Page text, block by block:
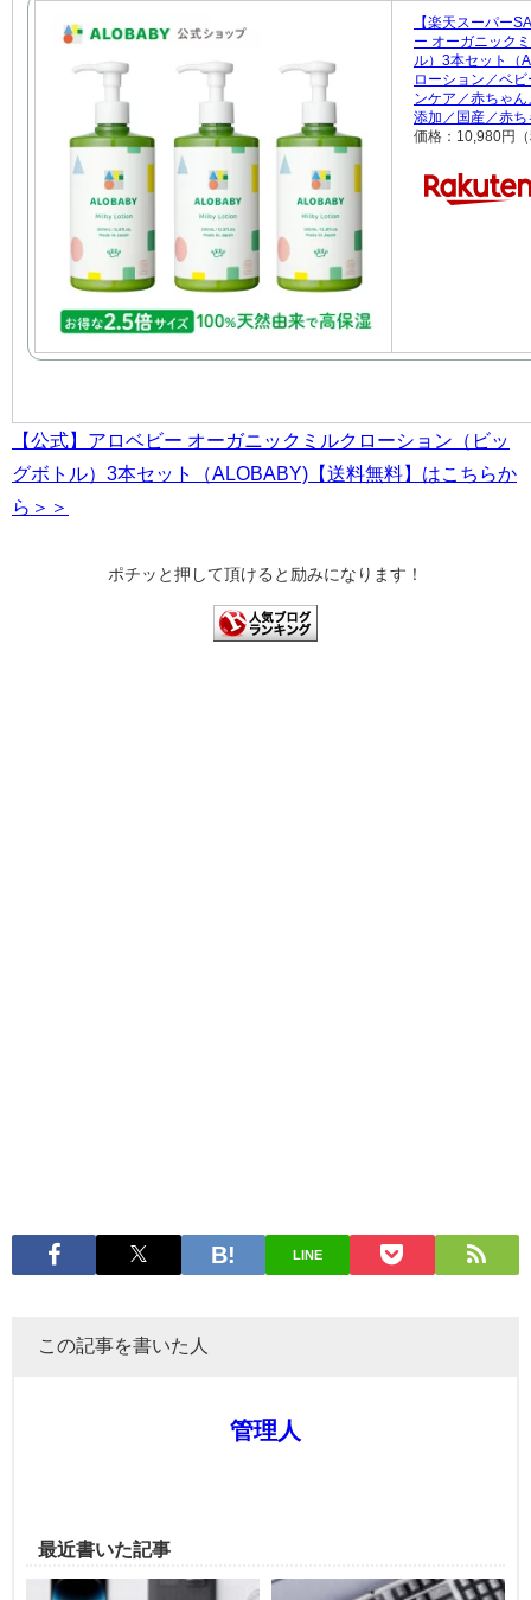
【楽天スーパー
ー オーガニック
ル）3本セット（
ローション／ベ
ンケア／赤ちゃ
添加／国産／赤
価格：10,980円
【公式】アロベビー オーガニックミルクローション（ビッ
グボトル）3本セット（ALOBABY)【送料無料】はこちらか
ら＞＞
ポチッと押して頂けると励みになります！
LINE
この記事を書いた人
管理人
最近書いた記事